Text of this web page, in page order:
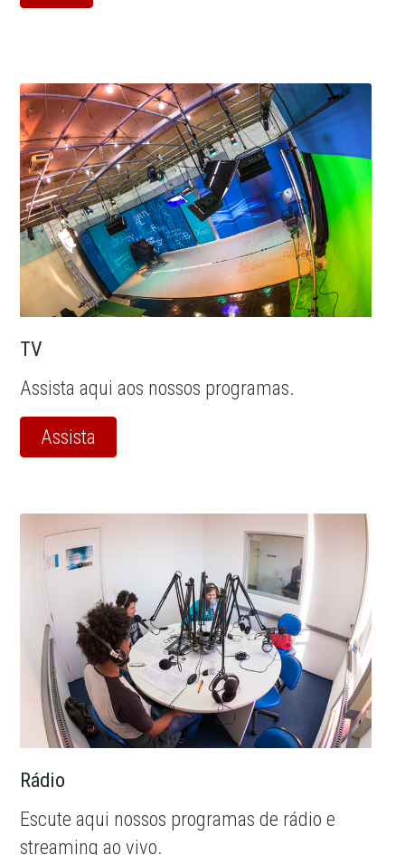
TV
Assista aqui aos nossos programas.
Assista
Rádio
Escute aqui nossos programas de rádio e
streaming ao vivo.